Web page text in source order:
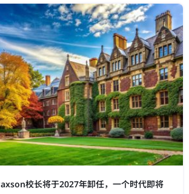
校长将于2027年卸任，一个时代即将